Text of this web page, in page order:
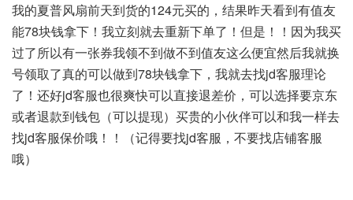
我的夏普风扇前天到货的124元买的，结果昨天看到有值友
能78块钱拿下！我立刻就去重新下单了！但是！！因为我买
过了所以有一张券我领不到做不到值友这么便宜然后我就换
号领取了真的可以做到78块钱拿下，我就去找jd客服理论
了！还好jd客服也很爽快可以直接退差价，可以选择要京东
或者退款到钱包（可以提现）买贵的小伙伴可以和我一样去
找jd客服保价哦！！（记得要找jd客服，不要找店铺客服
哦）